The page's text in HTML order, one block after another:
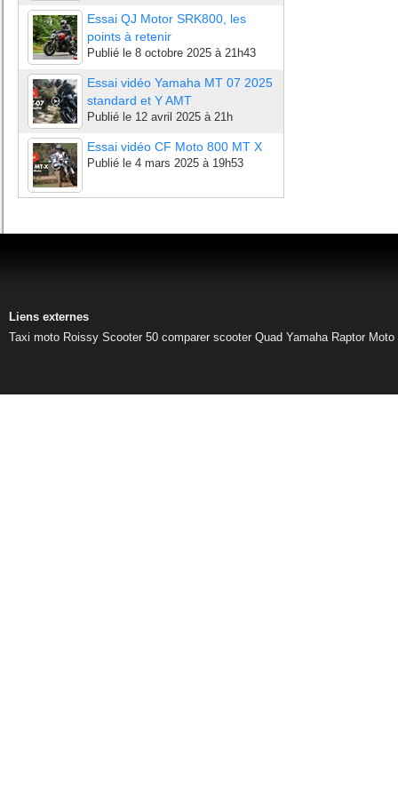
Essai QJ Motor SRK800, les
points à retenir
Publié le 8 octobre 2025 à 21h43
Essai vidéo Yamaha MT 07 2025
standard et Y AMT
Publié le 12 avril 2025 à 21h
Essai vidéo CF Moto 800 MT X
Publié le 4 mars 2025 à 19h53
Liens externes
Taxi moto Roissy Scooter 50 comparer scooter Quad Yamaha Raptor